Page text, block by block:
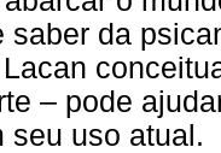
saber da
– pode
seu uso atual.